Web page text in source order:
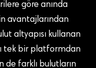
göre anında
avantajlarından
altyapısı kullanan
tek bir platformdan
de farklı bulutların